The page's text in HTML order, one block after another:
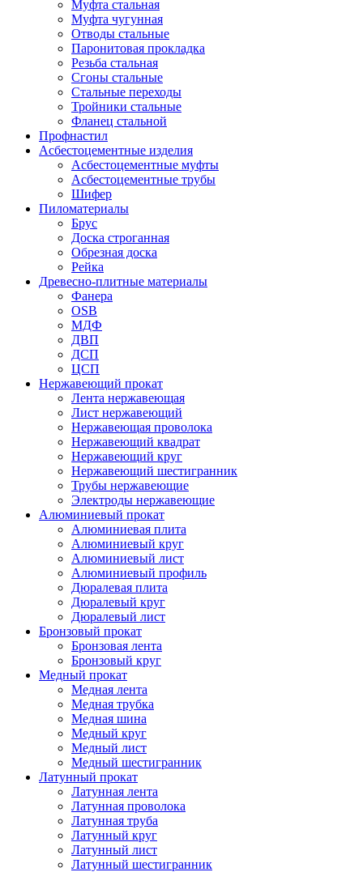
Муфта стальная
Муфта чугунная
Отводы стальные
Паронитовая прокладка
Резьба стальная
Сгоны стальные
Стальные переходы
Тройники стальные
Фланец стальной
Профнастил
Асбестоцементные изделия
Асбестоцементные муфты
Асбестоцементные трубы
Шифер
Пиломатериалы
Брус
Доска строганная
Обрезная доска
Рейка
Древесно-плитные материалы
Фанера
OSB
МДФ
ДВП
ДСП
ЦСП
Нержавеющий прокат
Лента нержавеющая
Лист нержавеющий
Нержавеющая проволока
Нержавеющий квадрат
Нержавеющий круг
Нержавеющий шестигранник
Трубы нержавеющие
Электроды нержавеющие
Алюминиевый прокат
Алюминиевая плита
Алюминиевый круг
Алюминиевый лист
Алюминиевый профиль
Дюралевая плита
Дюралевый круг
Дюралевый лист
Бронзовый прокат
Бронзовая лента
Бронзовый круг
Медный прокат
Медная лента
Медная трубка
Медная шина
Медный круг
Медный лист
Медный шестигранник
Латунный прокат
Латунная лента
Латунная проволока
Латунная труба
Латунный круг
Латунный лист
Латунный шестигранник